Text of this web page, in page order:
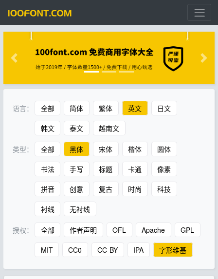
语言： 全部 简体 繁体 英文 日文
韩文 泰文 越南文
类型： 全部 黑体 宋体 楷体 圆体
书法 手写 标题 卡通 像素
拼音 创意 复古 时尚 科技
衬线 无衬线
授权： 全部 作者声明 OFL Apache GPL
MIT CC0 CC-BY IPA 字形维基